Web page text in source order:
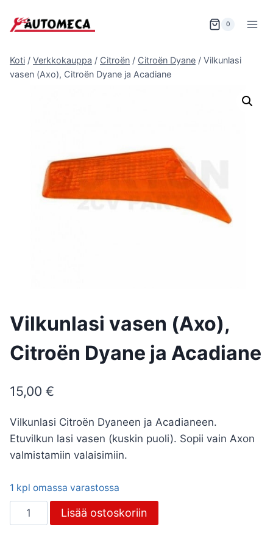
sisältöön
0
Koti / Verkkokauppa / Citroën / Citroën Dyane / Vilkunlasi
vasen (Axo), Citroën Dyane ja Acadiane
Vilkunlasi vasen (Axo),
Citroën Dyane ja Acadiane
15,00 €
Vilkunlasi Citroën Dyaneen ja Acadianeen.
Etuvilkun lasi vasen (kuskin puoli). Sopii vain Axon
valmistamiin valaisimiin.
1 kpl omassa varastossa
Vilkunlasi
vasen
Lisää ostoskoriin